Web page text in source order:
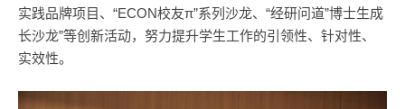
实践品牌项目、“ECON校友π”系列沙龙、“经研问道”博士生成
长沙龙”等创新活动，努力提升学生工作的引领性、针对性、
实效性。